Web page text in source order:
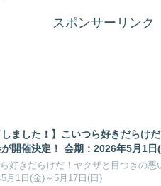
スポンサーリンク
しました！】こいつら好きだらけ
開催決定！ 会期：2026年5月1
好きだらけだ！ヤクザと目つきの
月1日(金)～5月17日(日)